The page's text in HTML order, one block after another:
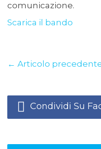
comunicazione.
Scarica il bando
← Articolo
Condividi Su